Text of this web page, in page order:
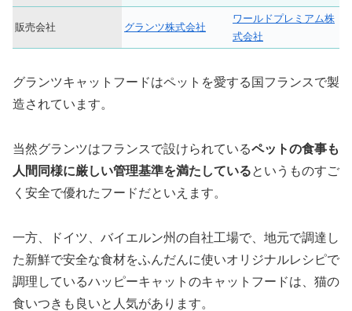
販売会社 グランツ株式会社
ワールドプレミアム株
式会社
グランツキャットフードはペットを愛する国フランスで製
造されています。
当然グランツはフランスで設けられているペットの食事も
人間同様に厳しい管理基準を満たしているというものすご
く安全で優れたフードだといえます。
一方、ドイツ、バイエルン州の自社工場で、地元で調達し
た新鮮で安全な食材をふんだんに使いオリジナルレシピで
調理しているハッピーキャットのキャットフードは、猫の
食いつきも良いと人気があります。